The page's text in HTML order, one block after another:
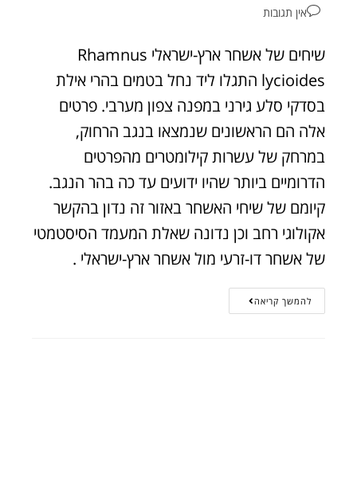
אין תגובות
שיחים של אשחר ארץ-ישראלי Rhamnus
lycioides התגלו ליד נחל בטמים בהרי אילת
בסדקי סלע גירני במפנה צפון מערבי. פרטים
אלה הם הראשונים שנמצאו בנגב הרחוק,
במרחק של עשרות קילומטרים מהפרטים
הדרומיים ביותר שהיו ידועים עד כה בהר הנגב.
קיומם של שיחי האשחר באזור זה נדון בהקשר
אקולוגי רחב וכן נדונה שאלת המעמד הסיסטמטי
של אשחר דו-זרעי מול אשחר ארץ-ישראלי .
להמשך קריאה